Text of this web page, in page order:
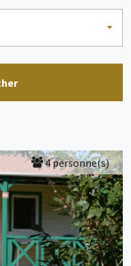
4 personne(s)